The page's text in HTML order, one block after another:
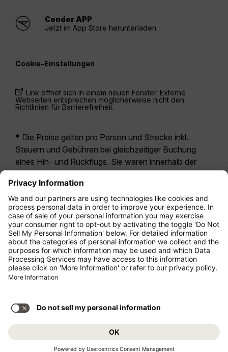
Condor APP
Jetzt im App Store herunterladen.
Cookie-Einstellungen
Link öffnet sich in einem neuen Fenster. Externe
Webseiten entsprechen möglicherweise nicht den
Richtlinien für Barrierefreiheit.
* Die Preise gelten pro Person und Strecke inkl.
Steuern und Gebühren bei gleichzeitiger Buchung
eines Hin- und Rückflugs. Sie waren innerhalb der
möglicherweise nicht mehr aktuell. Bei den für die
Economy Class angegebenen Tarifen handelt es
sich i.d.R. um Economy Zero, unsere restriktivste
Tarifoption. Es können hierfür zusätzliche Gebühren
fürAufgabegepäckoder für andere optionale
Leistungen anfallen. Es gelten dieAllgemeinen
Geschäftsbedingungen .